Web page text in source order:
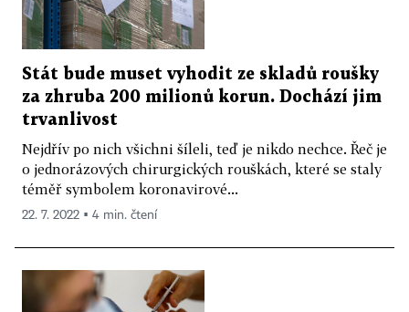
Stát bude muset vyhodit ze skladů roušky
za zhruba 200 milionů korun. Dochází jim
trvanlivost
Nejdřív po nich všichni šíleli, teď je nikdo nechce. Řeč je
o jednorázových chirurgických rouškách, které se staly
téměř symbolem koronavirové...
22. 7. 2022 ▪ 4 min. čtení